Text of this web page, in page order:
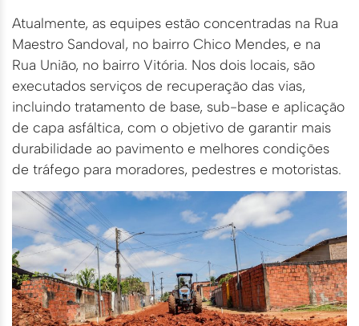
Atualmente, as equipes estão concentradas na Rua
Maestro Sandoval, no bairro Chico Mendes, e na
Rua União, no bairro Vitória. Nos dois locais, são
executados serviços de recuperação das vias,
incluindo tratamento de base, sub-base e aplicação
de capa asfáltica, com o objetivo de garantir mais
durabilidade ao pavimento e melhores condições
de tráfego para moradores, pedestres e motoristas.